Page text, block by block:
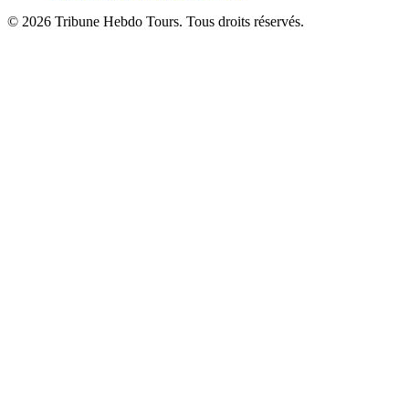
© 2026 Tribune Hebdo Tours. Tous droits réservés.